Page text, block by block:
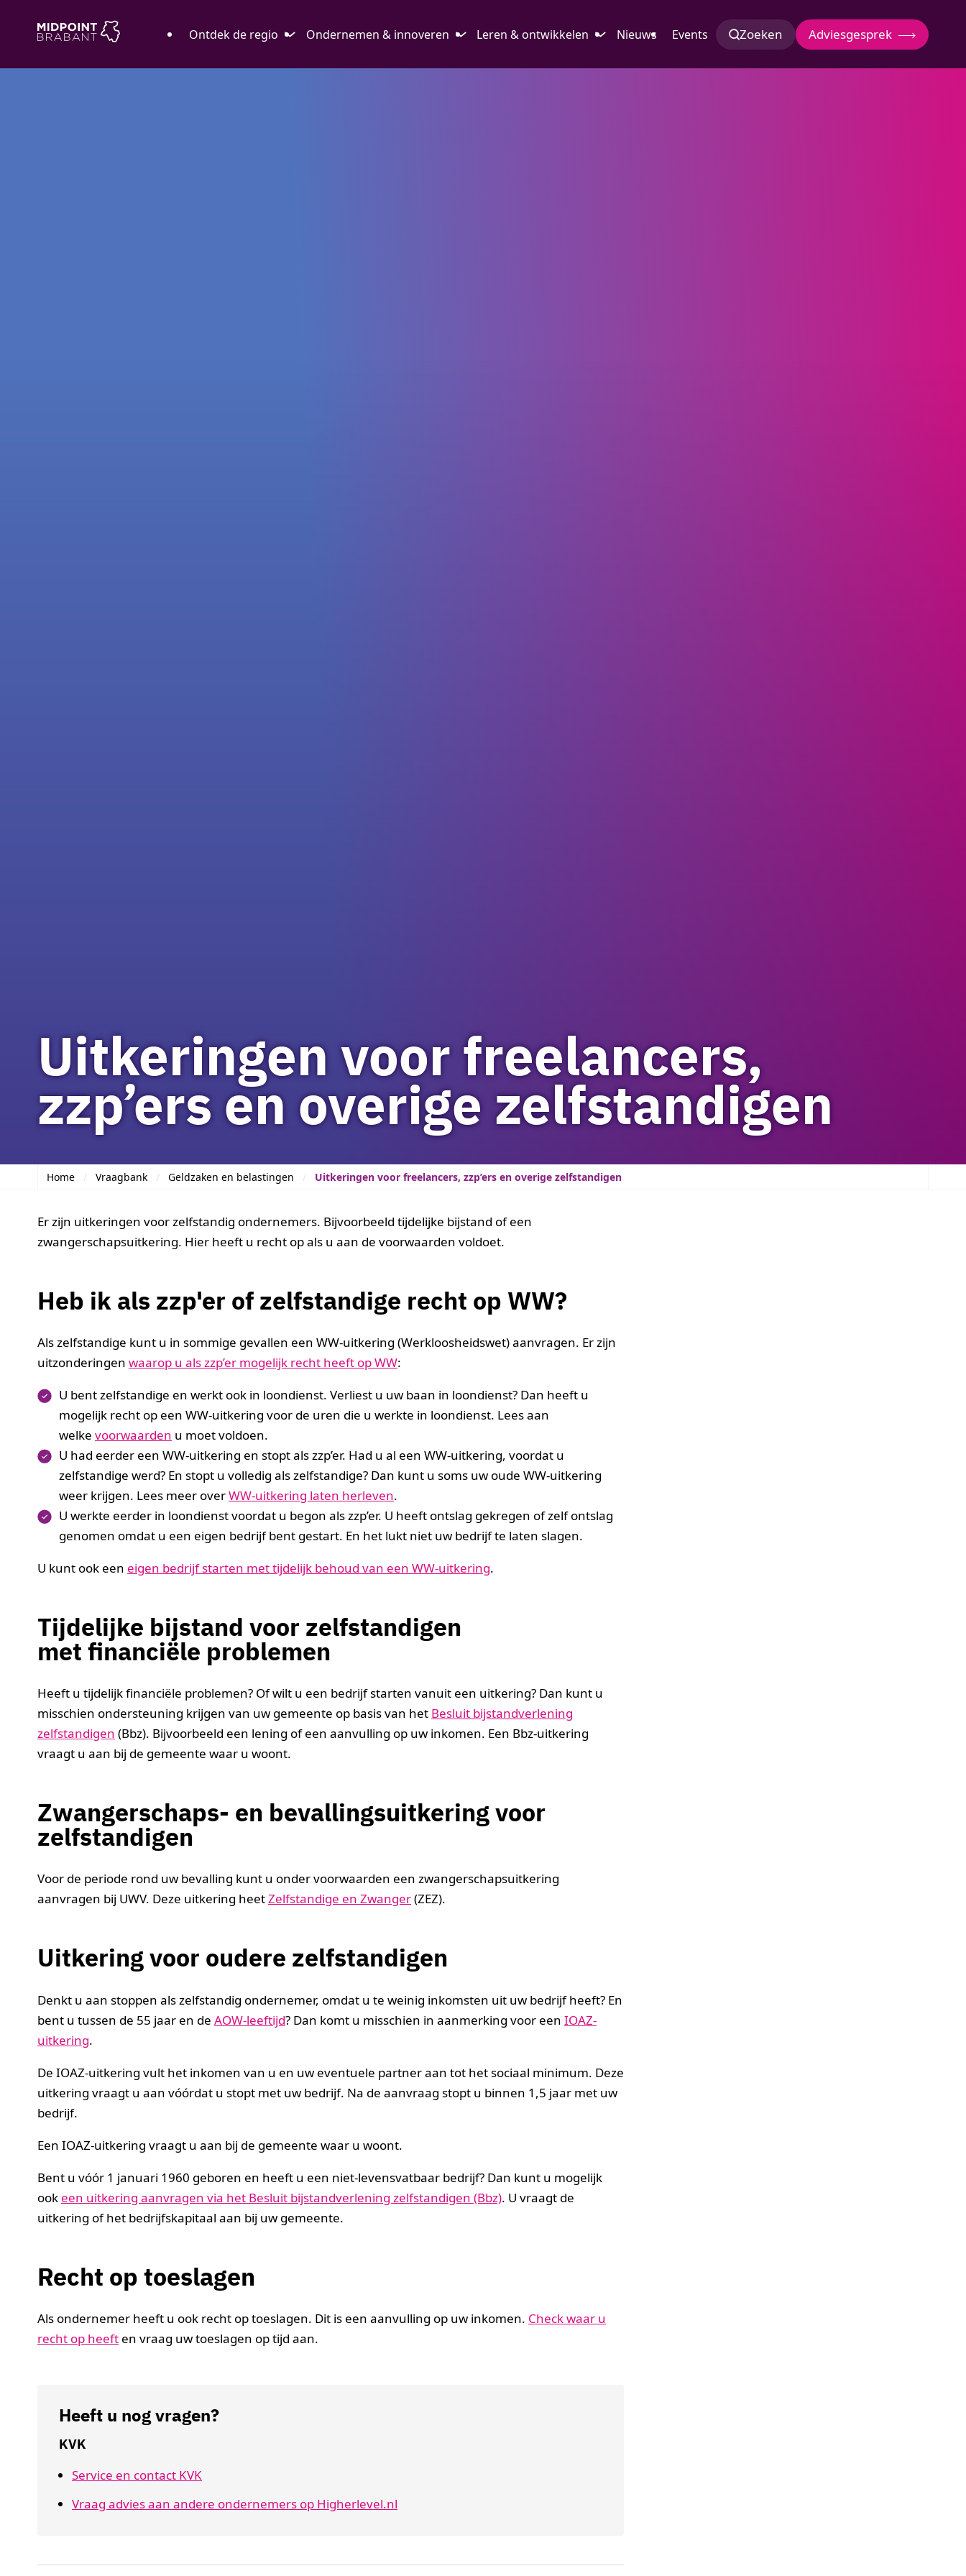
Ontdek de regio Ondernemen & innoveren Leren & ontwikkelen Nieuws Events Zoeken Adviesgesprek
Uitkeringen voor freelancers,
zzp’ers en overige zelfstandigen
Home Vraagbank Geldzaken en belastingen Uitkeringen voor freelancers, zzp’ers en overige zelfstandigen
Er zijn uitkeringen voor zelfstandig ondernemers. Bijvoorbeeld tijdelijke bijstand of een
zwangerschapsuitkering. Hier heeft u recht op als u aan de voorwaarden voldoet.
Heb ik als zzp'er of zelfstandige recht op WW?
Als zelfstandige kunt u in sommige gevallen een WW-uitkering (Werkloosheidswet) aanvragen. Er zijn
uitzonderingen waarop u als zzp’er mogelijk recht heeft op WW:
U bent zelfstandige en werkt ook in loondienst. Verliest u uw baan in loondienst? Dan heeft u
mogelijk recht op een WW-uitkering voor de uren die u werkte in loondienst. Lees aan
welke voorwaarden u moet voldoen.
U had eerder een WW-uitkering en stopt als zzp’er. Had u al een WW-uitkering, voordat u
zelfstandige werd? En stopt u volledig als zelfstandige? Dan kunt u soms uw oude WW-uitkering
weer krijgen. Lees meer overWW-uitkering laten herleven.
U werkte eerder in loondienst voordat u begon als zzp’er. U heeft ontslag gekregen of zelf ontslag
genomen omdat u een eigen bedrijf bent gestart. En het lukt niet uw bedrijf te laten slagen.
U kunt ook een eigen bedrijf starten met tijdelijk behoud van een WW-uitkering.
Tijdelijke bijstand voor zelfstandigen
met financiële problemen
Heeft u tijdelijk financiële problemen? Of wilt u een bedrijf starten vanuit een uitkering? Dan kunt u
misschien ondersteuning krijgen van uw gemeente op basis van het Besluit bijstandverlening
zelfstandigen (Bbz). Bijvoorbeeld een lening of een aanvulling op uw inkomen. Een Bbz-uitkering
vraagt u aan bij de gemeente waar u woont.
Zwangerschaps- en bevallingsuitkering voor
zelfstandigen
Voor de periode rond uw bevalling kunt u onder voorwaarden een zwangerschapsuitkering
aanvragen bij UWV. Deze uitkering heetZelfstandige en Zwanger(ZEZ).
Uitkering voor oudere zelfstandigen
Denkt u aan stoppen als zelfstandig ondernemer, omdat u te weinig inkomsten uit uw bedrijf heeft? En
bent u tussen de 55 jaar en de AOW-leeftijd? Dan komt u misschien in aanmerking voor een IOAZ-
uitkering.
De IOAZ-uitkering vult het inkomen van u en uw eventuele partner aan tot het sociaal minimum. Deze
uitkering vraagt u aan vóórdat u stopt met uw bedrijf. Na de aanvraag stopt u binnen 1,5 jaar met uw
bedrijf.
Een IOAZ-uitkering vraagt u aan bij de gemeente waar u woont.
Bent u vóór 1 januari 1960 geboren en heeft u een niet-levensvatbaar bedrijf? Dan kunt u mogelijk
ook een uitkering aanvragen via het Besluit bijstandverlening zelfstandigen (Bbz). U vraagt de
uitkering of het bedrijfskapitaal aan bij uw gemeente.
Recht op toeslagen
Als ondernemer heeft u ook recht op toeslagen. Dit is een aanvulling op uw inkomen. Check waar u
recht op heeft en vraag uw toeslagen op tijd aan.
Heeft u nog vragen?
KVK
Service en contact KVK
Vraag advies aan andere ondernemers op Higherlevel.nl